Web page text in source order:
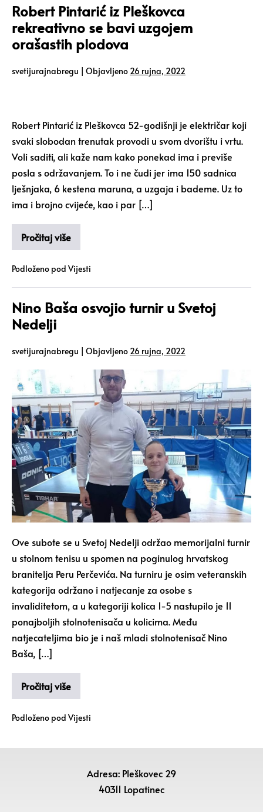
Robert Pintarić iz Pleškovca
rekreativno se bavi uzgojem
orašastih plodova
svetijurajnabregu | Objavljeno 26 rujna, 2022
Robert Pintarić iz Pleškovca 52-godišnji je električar koji
svaki slobodan trenutak provodi u svom dvorištu i vrtu.
Voli saditi, ali kaže nam kako ponekad ima i previše
posla s održavanjem. To i ne čudi jer ima 150 sadnica
lješnjaka, 6 kestena maruna, a uzgaja i bademe. Uz to
ima i brojno cvijeće, kao i par […]
Pročitaj više
Podloženo pod Vijesti
Nino Baša osvojio turnir u Svetoj
Nedelji
svetijurajnabregu | Objavljeno 26 rujna, 2022
Ove subote se u Svetoj Nedelji održao memorijalni turnir
u stolnom tenisu u spomen na poginulog hrvatskog
branitelja Peru Perčevića. Na turniru je osim veteranskih
kategorija održano i natjecanje za osobe s
invaliditetom, a u kategoriji kolica 1-5 nastupilo je 11
ponajboljih stolnotenisača u kolicima. Među
natjecateljima bio je i naš mladi stolnotenisač Nino
Baša, […]
Pročitaj više
Podloženo pod Vijesti
Adresa: Pleškovec 29
40311 Lopatinec